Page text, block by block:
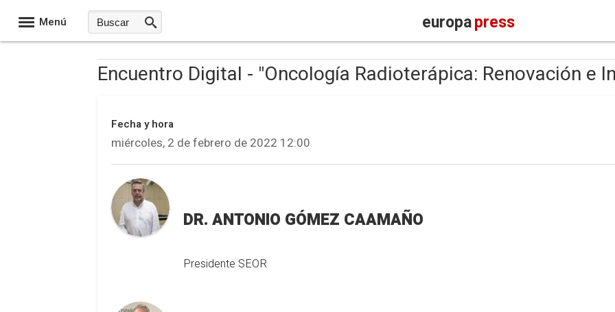
Menú europapress
Encuentro Digital - "Oncología Radioterápica: Renovación e
Fecha y hora
miércoles, 2 de febrero de 2022 12:00
DR. ANTONIO GÓMEZ CAAMAÑO
Presidente SEOR